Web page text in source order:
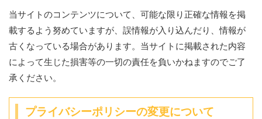
当サイトのコンテンツについて、可能な限り正確な情報を掲
載するよう努めていますが、誤情報が入り込んだり、情報が
古くなっている場合があります。当サイトに掲載された内容
によって生じた損害等の一切の責任を負いかねますのでご了
承ください。
プライバシーポリシーの変更について